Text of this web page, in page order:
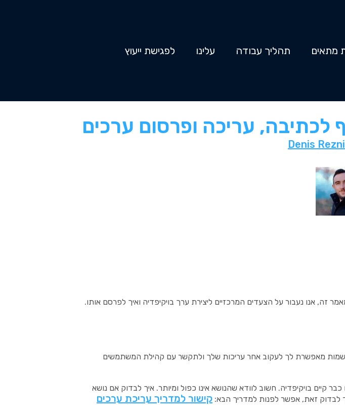
מתאים תהליך עבודה עלינו לפגישת ייעוץ
לכתיבה, עריכה ופרסום ערכים
זה, אנו נעבור על הצעדים המרכזיים ליצירת ערך בויקיפדיה ואיך לפרסם אותו.
מאפשרת לך לעקוב אחר עריכות שלך ולתקשר עם קהילת המשתמשים
קיים בויקיפדיה. חשוב לוודא שהנושא אינו כפול ומיותר. איך לבדוק אם נושא
לבדוק זאת, אפשר לפנות למדריך הבא: קישור למדריך עריכת ערכים